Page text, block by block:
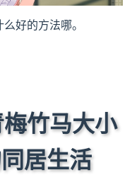
好的方法哪。
竹马大小
居生活